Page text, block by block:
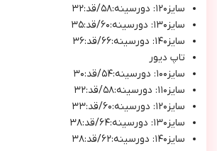
سايز١٢٠: دورسينه:٥٨/قد:٣٢
سايز١٣٠: دورسينه:٦٠/قد:٣٥
سايز١٤٠: دورسينه:٦٦/قد:٣٦
تاپ ديور
سايز١٠٠: دورسينه:٥٤/قد:٣٠
سايز١١٠: دورسينه:٥٨/قد:٣٢
سايز١٢٠: دورسينه:٦٠/قد:٣٣
سايز١٣٠: دورسينه:٦٤/قد:٣٨
سايز١٤٠: دورسينه:٦٢/قد:٣٨